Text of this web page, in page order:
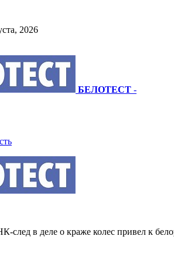
2026
БЕЛОТЕСТ -
след в деле о краже колес привел к